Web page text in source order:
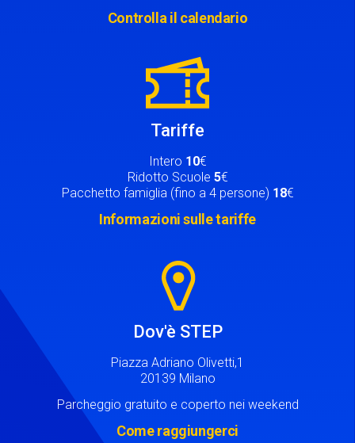
Controlla il calendario
Tariffe
Intero 10€
Ridotto Scuole 5€
Pacchetto famiglia (fino a 4 persone) 18€
Informazioni sulle tariffe
Dov'è STEP
Piazza Adriano Olivetti,1
20139 Milano
Parcheggio gratuito e coperto nei weekend
Come raggiungerci